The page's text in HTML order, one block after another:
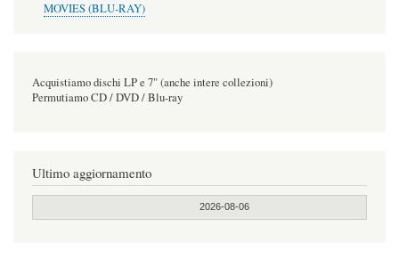
MOVIES (BLU-RAY)
Acquistiamo dischi LP e 7" (anche intere collezioni)
Permutiamo CD / DVD / Blu-ray
Ultimo aggiornamento
2026-08-06